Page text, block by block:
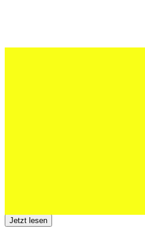
Jetzt lesen